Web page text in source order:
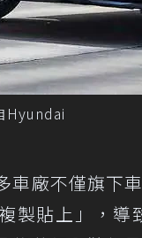
Hyundai
車廠不僅旗下
製貼上」，